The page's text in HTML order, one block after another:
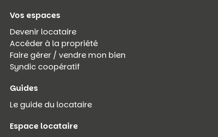
Vos espaces
Devenir locataire
Accéder à la propriété
Faire gérer / vendre mon bien
Syndic coopératif
Guides
Le guide du locataire
Espace locataire